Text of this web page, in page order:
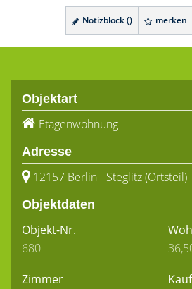
Notizblock () merken
Objektart
Etagenwohnung
Adresse
12157 Berlin - Steglitz (Ortsteil)
Objektdaten
Objekt-Nr.
680
Zimmer